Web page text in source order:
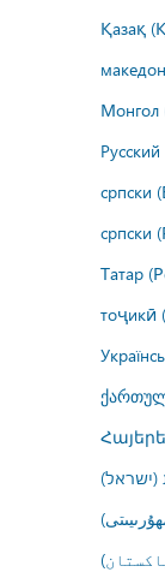
Қазақ
Монгол
српски
српски
Татар
тоҷикӣ
(ישראל)